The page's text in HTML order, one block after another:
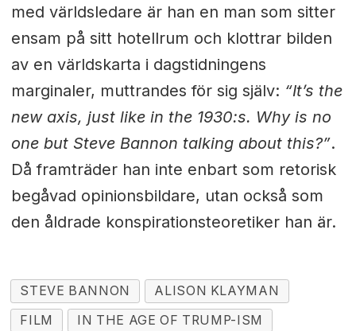
med världsledare är han en man som sitter
ensam på sitt hotellrum och klottrar bilden
av en världskarta i dagstidningens
marginaler, muttrandes för sig själv: “It’s the
new axis, just like in the 1930:s. Why is no
one but Steve Bannon talking about this?”.
Då framträder han inte enbart som retorisk
begåvad opinionsbildare, utan också som
den åldrade konspirationsteoretiker han är.
STEVE BANNON
ALISON KLAYMAN
FILM
IN THE AGE OF TRUMP-ISM